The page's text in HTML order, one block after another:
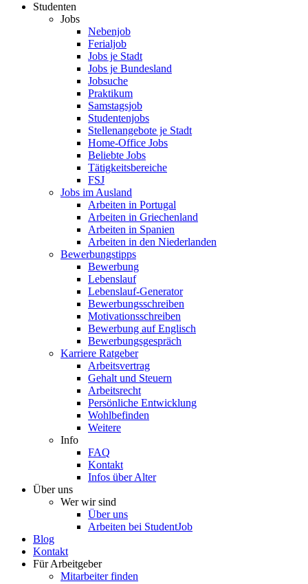
Studenten
Jobs
Nebenjob
Ferialjob
Jobs je Stadt
Jobs je Bundesland
Jobsuche
Praktikum
Samstagsjob
Studentenjobs
Stellenangebote je Stadt
Home-Office Jobs
Beliebte Jobs
Tätigkeitsbereiche
FSJ
Jobs im Ausland
Arbeiten in Portugal
Arbeiten in Griechenland
Arbeiten in Spanien
Arbeiten in den Niederlanden
Bewerbungstipps
Bewerbung
Lebenslauf
Lebenslauf-Generator
Bewerbungsschreiben
Motivationsschreiben
Bewerbung auf Englisch
Bewerbungsgespräch
Karriere Ratgeber
Arbeitsvertrag
Gehalt und Steuern
Arbeitsrecht
Persönliche Entwicklung
Wohlbefinden
Weitere
Info
FAQ
Kontakt
Infos über Alter
Über uns
Wer wir sind
Über uns
Arbeiten bei StudentJob
Blog
Kontakt
Für Arbeitgeber
Mitarbeiter finden